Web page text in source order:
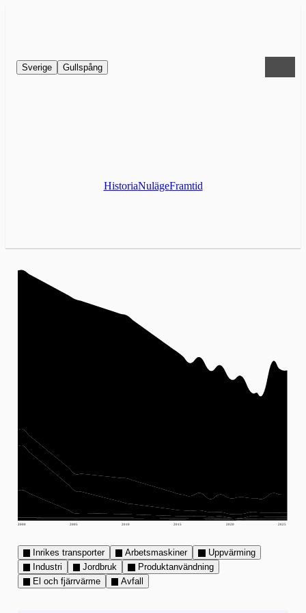
Sverige Gullspång
HistoriaNulägeFramtid
2000 2005 2010 2015 2020 2025
Inrikes transporter Arbetsmaskiner
Uppvärming
Industri
Jordbruk
Produktanvändning
El och fjärrvärme
Avfall